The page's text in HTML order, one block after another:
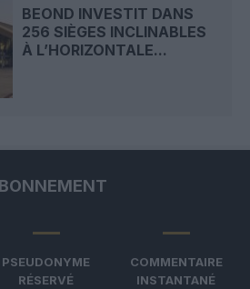
BEOND INVESTIT DANS
256 SIÈGES INCLINABLES
À L’HORIZONTALE...
PSEUDONYME
RÉSERVÉ
COMMENTAIRE
INSTANTANÉ